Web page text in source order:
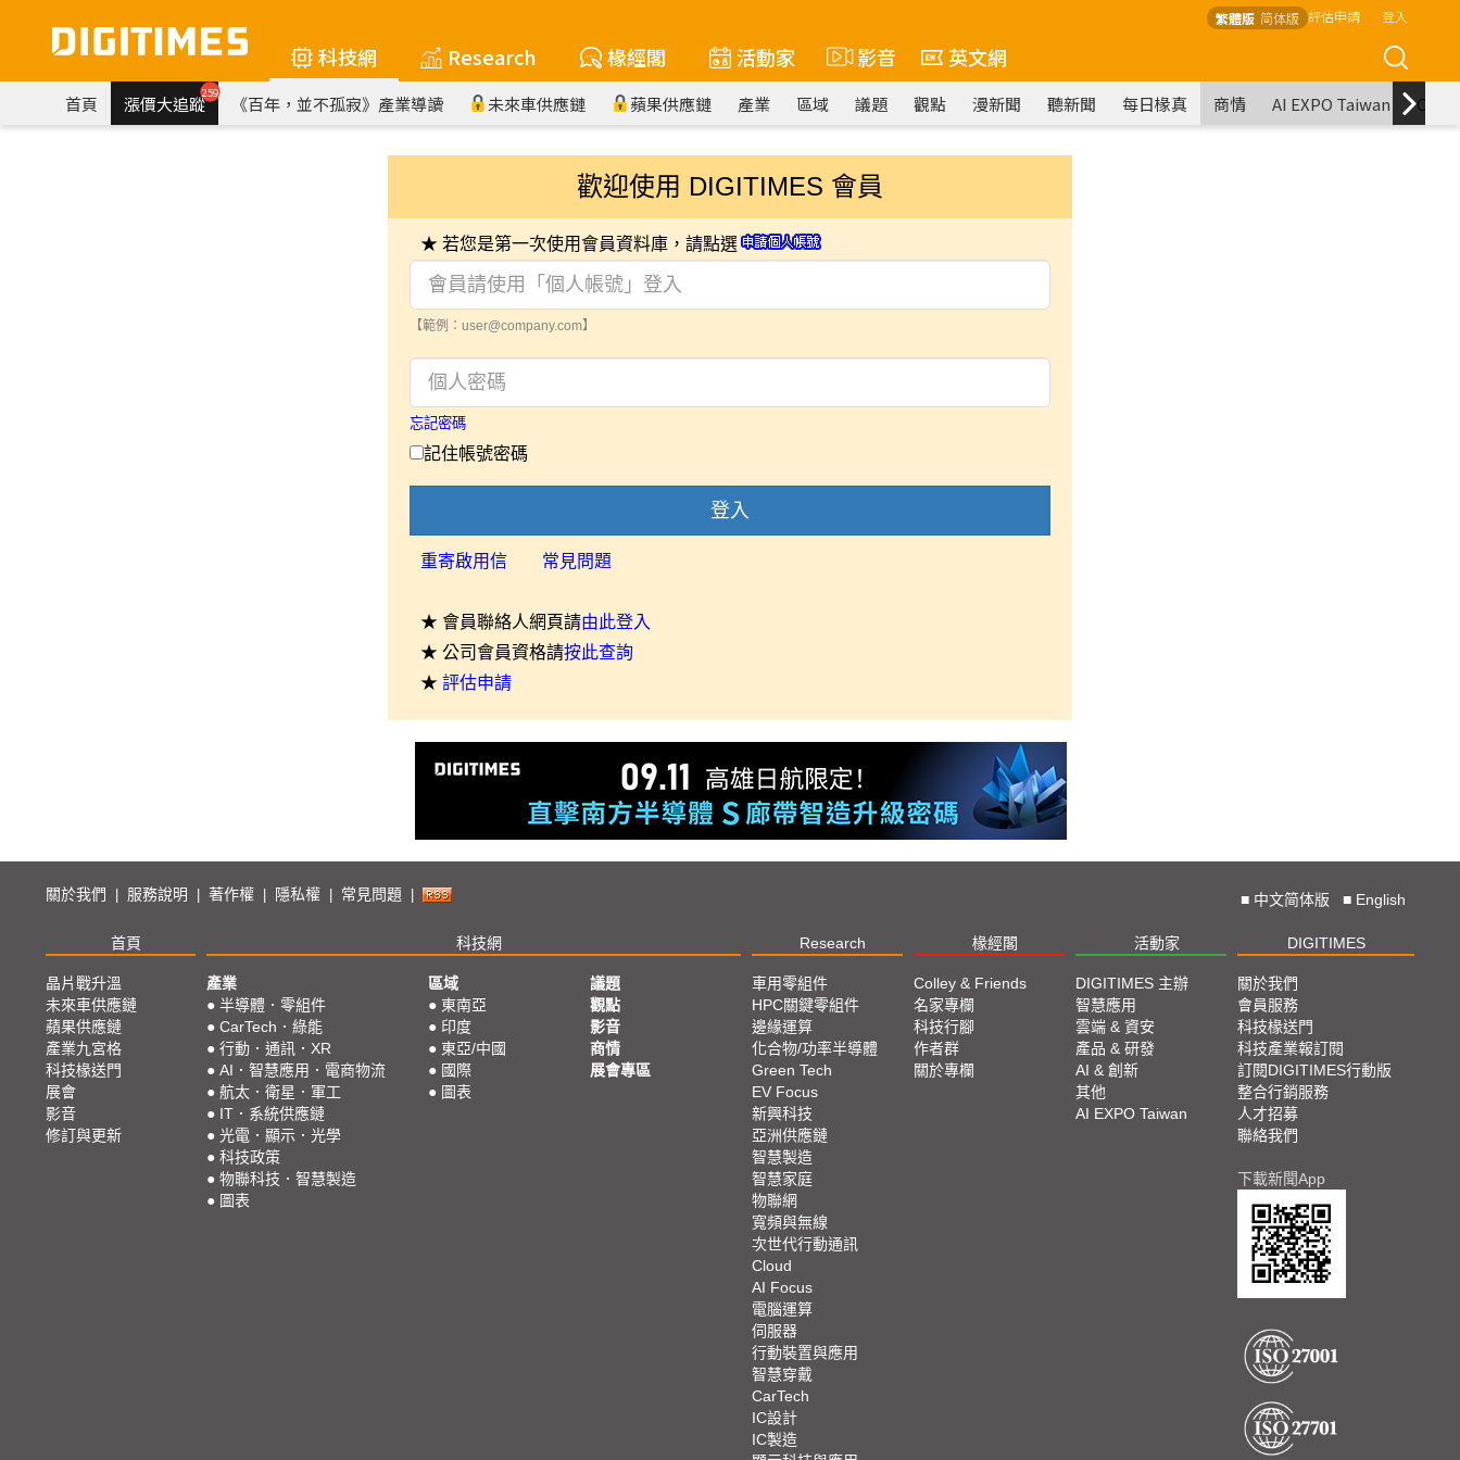
繁體版 简体版 評估申請 登入
科技網 Research 椽經閣 活動家 影音 英文網
首頁 漲價大追蹤259 《百年，並不孤寂》產業導讀 未來車供應鏈 蘋果供應鏈 產業 區域 議題 觀點 漫新聞 聽新聞 每日椽真 商情 AI EXPO Taiwan
歡迎使用 DIGITIMES 會員
★ 若您是第一次使用會員資料庫，請點選
【範例：user@company.com】
忘記密碼
記住帳號密碼
登入
重寄啟用信 常見問題
★ 會員聯絡人網頁請由此登入
★ 公司會員資格請按此查詢
★ 評估申請
關於我們 服務說明 著作權 隱私權 常見問題 ■ 中文简体版 ■ English
首頁 科技網 Research 椽經閣 活動家 DIGITIMES
晶片戰升溫
未來車供應鏈
蘋果供應鏈
產業九宮格
科技椽送門
展會
影音
修訂與更新
產業
● 半導體．零組件
● CarTech．綠能
● 行動．通訊．XR
● AI．智慧應用．電商物流
● 航太．衛星．軍工
● IT．系統供應鏈
● 光電．顯示．光學
● 科技政策
● 物聯科技．智慧製造
● 圖表
區域
● 東南亞
● 印度
● 東亞/中國
● 國際
● 圖表
議題
觀點
影音
商情
展會專區
車用零組件
HPC關鍵零組件
邊緣運算
化合物/功率半導體
Green Tech
EV Focus
新興科技
亞洲供應鏈
智慧製造
智慧家庭
物聯網
寬頻與無線
次世代行動通訊
Cloud
AI Focus
電腦運算
伺服器
行動裝置與應用
智慧穿戴
CarTech
IC設計
IC製造
Colley & Friends
名家專欄
科技行腳
作者群
關於專欄
DIGITIMES 主辦
智慧應用
雲端 & 資安
產品 & 研發
AI & 創新
其他
AI EXPO Taiwan
關於我們
會員服務
科技椽送門
科技產業報訂閱
訂閱DIGITIMES行動版
整合行銷服務
人才招募
聯絡我們
下載新聞App